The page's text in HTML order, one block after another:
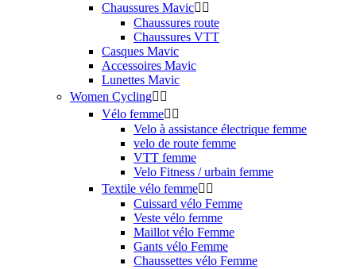
Chaussures Mavic 
Chaussures route
Chaussures VTT
Casques Mavic
Accessoires Mavic
Lunettes Mavic
Women Cycling 
Vélo femme 
Velo à assistance électrique femme
velo de route femme
VTT femme
Velo Fitness / urbain femme
Textile vélo femme 
Cuissard vélo Femme
Veste vélo femme
Maillot vélo Femme
Gants vélo Femme
Chaussettes vélo Femme